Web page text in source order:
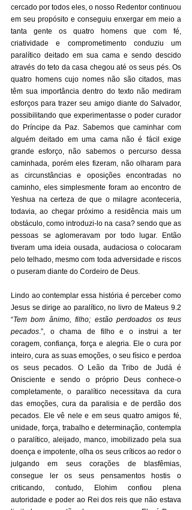
cercado por todos eles, o nosso Redentor continuou
em seu propósito e conseguiu enxergar em meio a
tanta gente os quatro homens que com fé,
criatividade e comprometimento conduziu um
paralítico deitado em sua cama e sendo descido
através do teto da casa chegou até os seus pés. Os
quatro homens cujo nomes não são citados, mas
têm sua importância dentro do texto não mediram
esforços para trazer seu amigo diante do Salvador,
possibilitando que experimentasse o poder curador
do Príncipe da Paz. Sabemos que caminhar com
alguém deitado em uma cama não é fácil exige
grande esforço, não sabemos o percurso dessa
caminhada, porém eles fizeram, não olharam para
as circunstâncias e oposições encontradas no
caminho, eles simplesmente foram ao encontro de
Yeshua na certeza de que o milagre aconteceria,
todavia, ao chegar próximo a residência mais um
obstáculo, como introduzi-lo na casa? sendo que as
pessoas se aglomeravam por todo lugar. Então
tiveram uma ideia ousada, audaciosa o colocaram
pelo telhado, mesmo com toda adversidade e riscos
o puseram diante do Cordeiro de Deus.
Lindo ao contemplar essa história é perceber como
Jesus se dirige ao paralítico, no livro de Mateus 9.2
“Tem bom ânimo, filho; estão perdoados os teus
pecados.”, o chama de filho e o instrui a ter
coragem, confiança, força e alegria. Ele o cura por
inteiro, cura as suas emoções, o seu físico e perdoa
os seus pecados. O Leão da Tribo de Judá é
Onisciente e sendo o próprio Deus conhece-o
completamente, o paralítico necessitava da cura
das emoções, cura da paralisia e de perdão dos
pecados. Ele vê nele e em seus quatro amigos fé,
unidade, força, trabalho e determinação, contempla
o paralítico, aleijado, manco, imobilizado pela sua
doença e impotente, olha os seus críticos ao redor o
julgando em seus corações de blasfêmias,
consegue ler os seus pensamentos hostis o
criticando, contudo, Elohim confiou plena
autoridade e poder ao Rei dos reis que não estava